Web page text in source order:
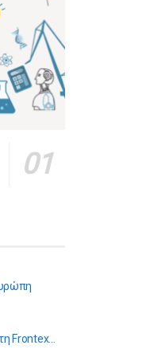
Frontex…